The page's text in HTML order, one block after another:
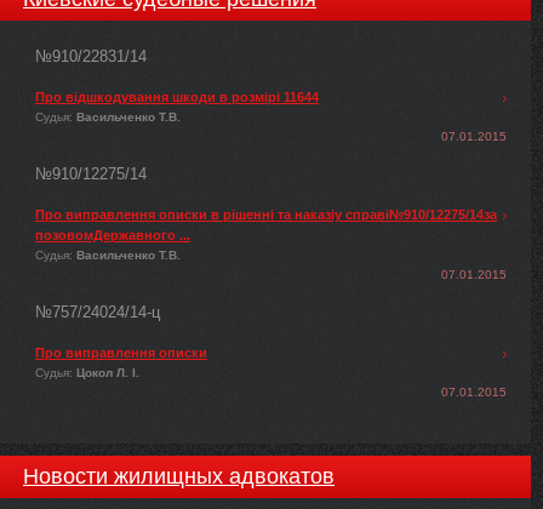
№910/22831/14
Про відшкодування шкоди в розмірі 11644
Судья: Васильченко Т.В.
07.01.2015
№910/12275/14
Про виправлення описки в рішенні та наказіу справі№910/12275/14за
позовомДержавного ...
Судья: Васильченко Т.В.
07.01.2015
№757/24024/14-ц
Про виправлення описки
Судья: Цокол Л. І.
07.01.2015
Новости жилищных адвокатов